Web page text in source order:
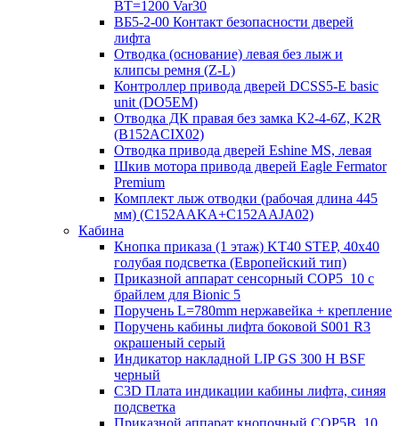
BT=1200 Var30
ВБ5-2-00 Контакт безопасности дверей
лифта
Отводка (основание) левая без лыж и
клипсы ремня (Z-L)
Контроллер привода дверей DCSS5-E basic
unit (DO5EM)
Отводка ДК правая без замка K2-4-6Z, K2R
(B152ACIX02)
Отводка привода дверей Eshine MS, левая
Шкив мотора привода дверей Eagle Fermator
Premium
Комплект лыж отводки (рабочая длина 445
мм) (C152AAKA+C152AAJA02)
Кабина
Кнопка приказа (1 этаж) KT40 STEP, 40х40
голубая подсветка (Европейский тип)
Приказной аппарат сенсорный COP5_10 с
брайлем для Bionic 5
Поручень L=780mm нержавейка + крепление
Поручень кабины лифта боковой S001 R3
окрашеный серый
Индикатор накладной LIP GS 300 H BSF
черный
C3D Плата индикации кабины лифта, синяя
подсветка
Приказной аппарат кнопочный COP5B_10